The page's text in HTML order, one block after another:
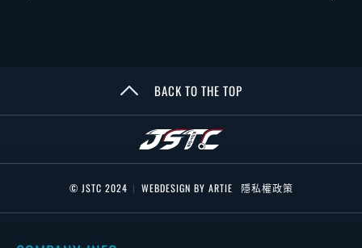
BACK TO THE TOP
© JSTC 2024 | WEBDESIGN BY ARTIE 隱私權政策